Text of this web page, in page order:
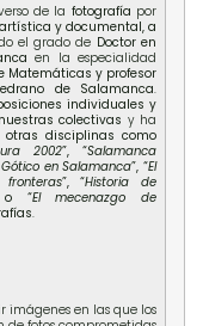
de la fotografía por
y documental, a
el grado de Doctor en
en la especialidad
Matemáticas y profesor
de Salamanca.
individuales y
colectivas y ha
disciplinas como
2002”, “Salamanca
Gótico en Salamanca”, “El
fronteras”, “Historia de
o “El mecenazgo de
.
imágenes en las que los